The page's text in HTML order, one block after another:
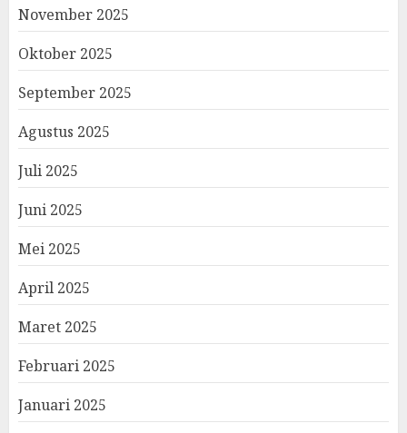
November 2025
Oktober 2025
September 2025
Agustus 2025
Juli 2025
Juni 2025
Mei 2025
April 2025
Maret 2025
Februari 2025
Januari 2025